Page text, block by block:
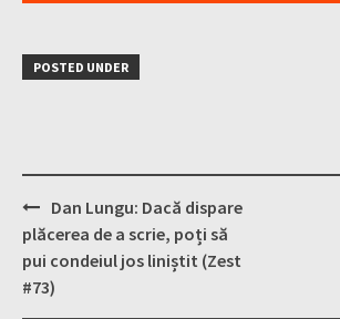
POSTED UNDER
Post
navigation
Dan Lungu: Dacă dispare
plăcerea de a scrie, poți să
pui condeiul jos liniștit (Zest
#73)